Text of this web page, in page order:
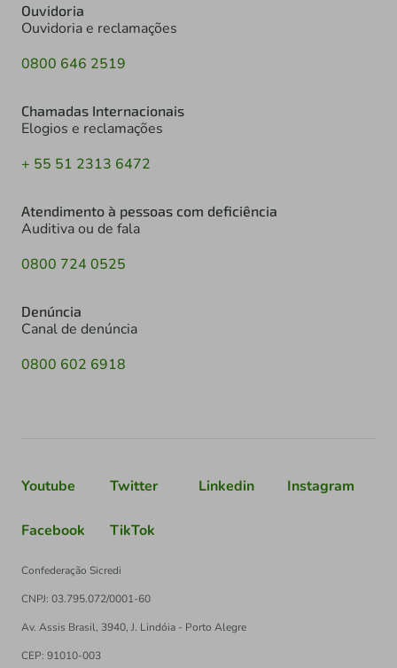
Ouvidoria
Ouvidoria e reclamações
0800 646 2519
Chamadas Internacionais
Elogios e reclamações
+ 55 51 2313 6472
Atendimento à pessoas com deficiência
Auditiva ou de fala
0800 724 0525
Denúncia
Canal de denúncia
0800 602 6918
Youtube Twitter Linkedin Instagram
Facebook TikTok
Confederação Sicredi
CNPJ: 03.795.072/0001-60
Av. Assis Brasil, 3940, J. Lindóia - Porto Alegre
CEP: 91010-003